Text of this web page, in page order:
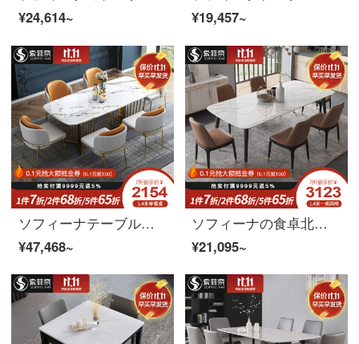
¥24,614~
¥19,457~
ソフィーナテーブル大理石テーブルライトリッチ大理石テーブルセット北欧家庭用のシンプルな長方形テーブルの小さな部屋の形1.4メートルテーブルの4つのテーブル
¥47,468~
ソフィーナの食卓北欧大理石テーブルの後、現代では簡単で小さな長方形の軽い贅沢な食事テーブルとテーブルのテーブルとテーブルの組み合わせ1.6メートルのテーブルシングルテーブル
¥21,095~